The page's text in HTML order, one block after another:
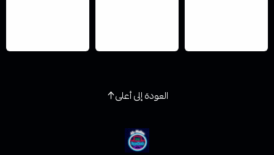
العودة إلى أعلى